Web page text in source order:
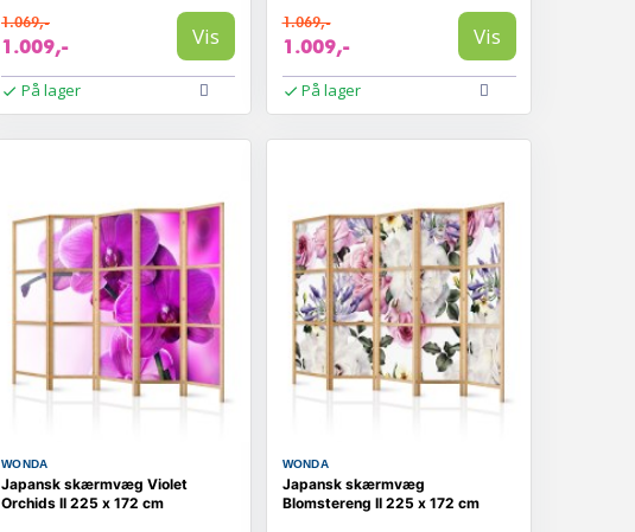
1.069,-
1.009,- Vis
På lager
1.069,-
1.009,- Vis
På lager
WONDA
Japansk skærmvæg Violet
Orchids II 225 x 172 cm
WONDA
Japansk skærmvæg
Blomstereng II 225 x 172 cm